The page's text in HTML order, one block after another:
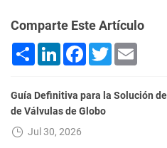
Comparte Este Artículo
ShareLinkedInFacebook
Twitter
Guía Definitiva para la Solución
de Válvulas de Globo
Jul 30, 2026